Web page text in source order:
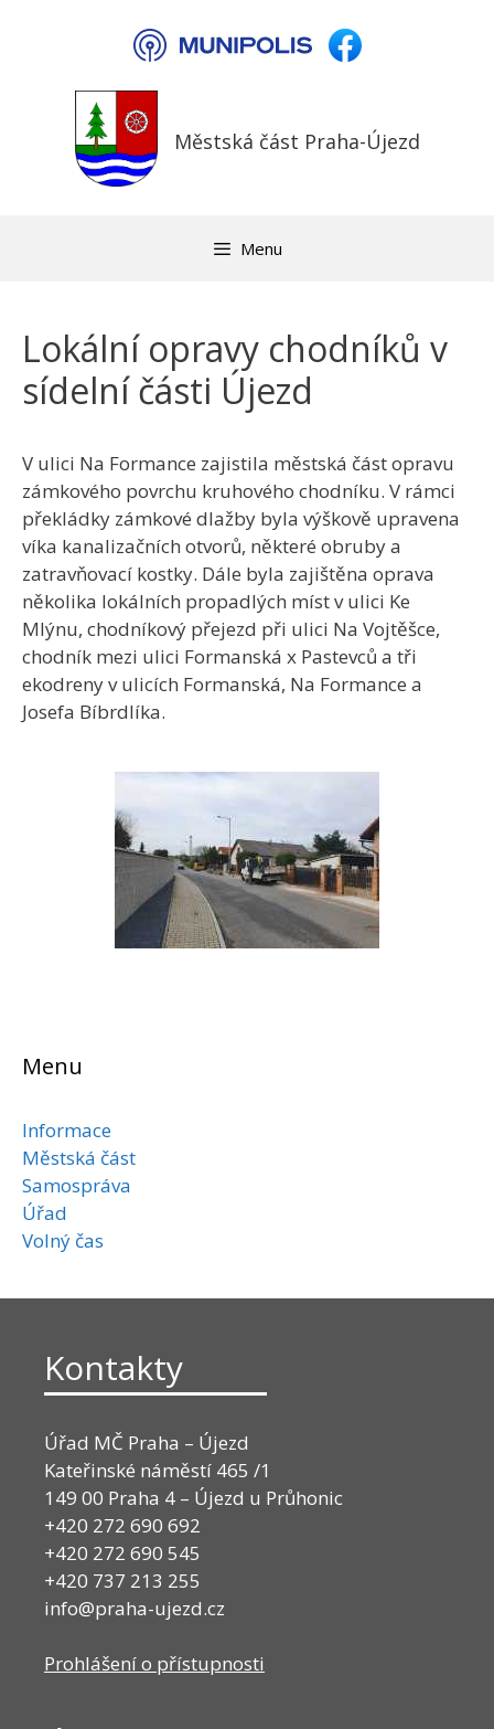
Městská část Praha-Újezd
Menu
Lokální opravy chodníků v
sídelní části Újezd
V ulici Na Formance zajistila městská část opravu
zámkového povrchu kruhového chodníku. V rámci
překládky zámkové dlažby byla výškově upravena
víka kanalizačních otvorů, některé obruby a
zatravňovací kostky. Dále byla zajištěna oprava
několika lokálních propadlých míst v ulici Ke
Mlýnu, chodníkový přejezd při ulici Na Vojtěšce,
chodník mezi ulici Formanská x Pastevců a tři
ekodreny v ulicích Formanská, Na Formance a
Josefa Bíbrdlíka.
Menu
Informace
Městská část
Samospráva
Úřad
Volný čas
Kontakty
Úřad MČ Praha – Újezd
Kateřinské náměstí 465 /1
149 00 Praha 4 – Újezd u Průhonic
+420 272 690 692
+420 272 690 545
+420 737 213 255
info@praha-ujezd.cz
Prohlášení o přístupnosti